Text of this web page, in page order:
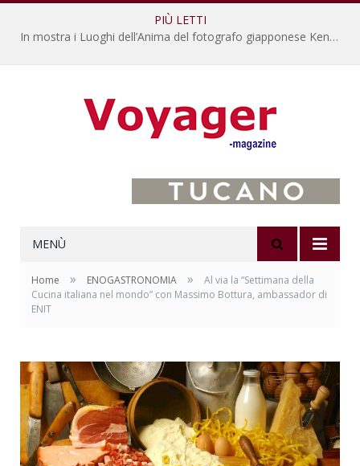
PIÙ LETTI
In mostra i Luoghi dell’Anima del fotografo giapponese Kenro Izu
MENÙ
Home » ENOGASTRONOMIA »
Al via la “Settimana della
Cucina italiana nel mondo” con Massimo Bottura, ambassador di
ENIT